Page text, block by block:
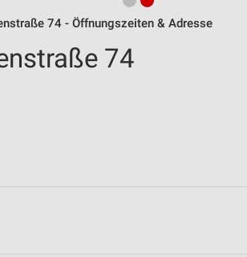
74 - Öffnungszeiten & Adresse
74